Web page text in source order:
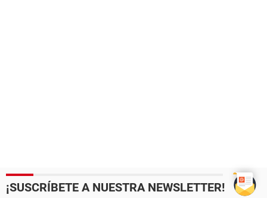
¡SUSCRÍBETE A NUESTRA NEWSLETTER!